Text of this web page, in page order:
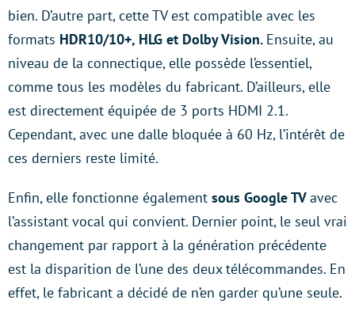
bien. D’autre part, cette TV est compatible avec les
formats HDR10/10+, HLG et Dolby Vision. Ensuite, au
niveau de la connectique, elle possède l’essentiel,
comme tous les modèles du fabricant. D’ailleurs, elle
est directement équipée de 3 ports HDMI 2.1.
Cependant, avec une dalle bloquée à 60 Hz, l’intérêt de
ces derniers reste limité.
Enfin, elle fonctionne également sous Google TVavec
l’assistant vocal qui convient. Dernier point, le seul vrai
changement par rapport à la génération précédente
est la disparition de l’une des deux télécommandes. En
effet, le fabricant a décidé de n’en garder qu’une seule.